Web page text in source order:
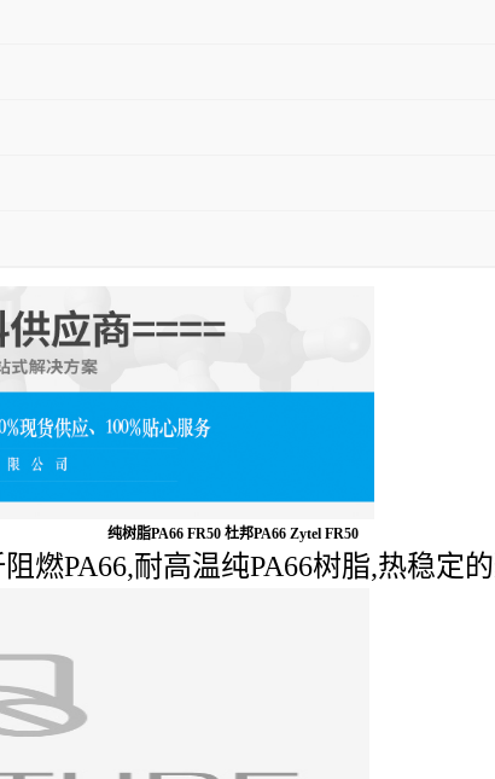
纯树脂PA66 FR50 杜邦PA66 Zytel FR50
燃PA66,耐高温纯PA66树脂,热稳定